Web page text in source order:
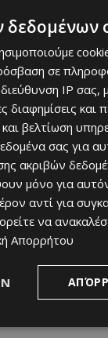
εμβέλειας
φετινή χρονιά
DJ και
άλμπουμ
τζαζ με την
σε
IP σας,
διαφημίσεις
βελτίωση
σας για
ακριβών
μόνο για
αντί για
να
Απορρήτου